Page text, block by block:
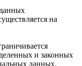
на
и законных
данных,